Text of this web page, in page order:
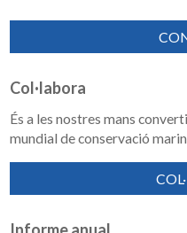
Col·labora
És a les nostres mans
mundial de conservació